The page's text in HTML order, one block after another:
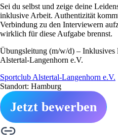
Sei du selbst und zeige deine
inklusive Arbeit. Authentizität
Verbindung zu den Interviewern
wirklich für diese Aufgabe brennst.
Übungsleitung (m/w/d) – Inklusives
Alstertal-Langenhorn e.V.
Sportclub Alstertal-Langenhorn e.V.
Standort: Hamburg
Jetzt bewerben